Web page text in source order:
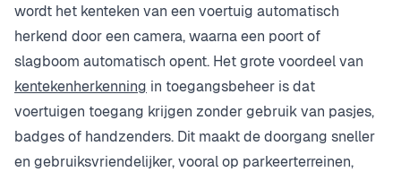
wordt het kenteken van een voertuig automatisch
herkend door een camera, waarna een poort of
slagboom automatisch opent. Het grote voordeel van
kentekenherkenning in toegangsbeheer is dat
voertuigen toegang krijgen zonder gebruik van pasjes,
badges of handzenders. Dit maakt de doorgang sneller
en gebruiksvriendelijker, vooral op parkeerterreinen,